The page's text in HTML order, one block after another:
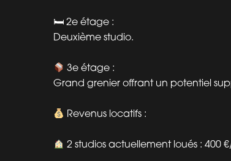
🛏 2e étage :
Deuxième studio.
3e étage :
Grand grenier offrant un potentiel
Revenus locatifs :
2 studios actuellement loués : 400